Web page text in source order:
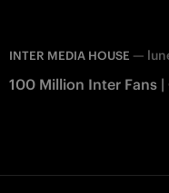
INTER MEDIA HOUSE —
100 Million Inter Fans